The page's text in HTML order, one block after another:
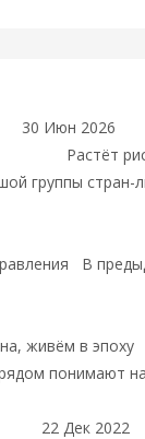
30 Июн 2026
Растёт
группы стран-
В
живём в эпоху
понимают
22 Дек 2022